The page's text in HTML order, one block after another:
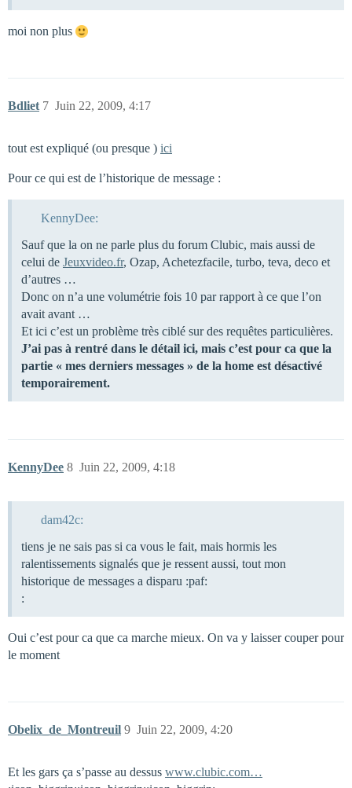
moi non plus
Bdliet Juin 22, 2009, 4:17
7
tout est expliqué (ou presque ) ici
Pour ce qui est de l’historique de message :
KennyDee:
Sauf que la on ne parle plus du forum Clubic, mais aussi de
celui de Jeuxvideo.fr, Ozap, Achetezfacile, turbo, teva, deco et
d’autres …
Donc on n’a une volumétrie fois 10 par rapport à ce que l’on
avait avant …
Et ici c’est un problème très ciblé sur des requêtes particulières.
J’ai pas à rentré dans le détail ici, mais c’est pour ca que la
partie « mes derniers messages » de la home est désactivé
temporairement.
KennyDee Juin 22, 2009, 4:18
8
dam42c:
tiens je ne sais pas si ca vous le fait, mais hormis les
ralentissements signalés que je ressent aussi, tout mon
historique de messages a disparu :paf:
:
Oui c’est pour ca que ca marche mieux. On va y laisser couper pour
le moment
Obelix_de_Montreuil Juin 22, 2009, 4:20
9
Et les gars ça s’passe au dessus www.clubic.com…